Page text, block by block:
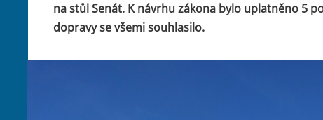
na stůl Senát. K návrhu zákona bylo uplatněno 5
dopravy se všemi souhlasilo.